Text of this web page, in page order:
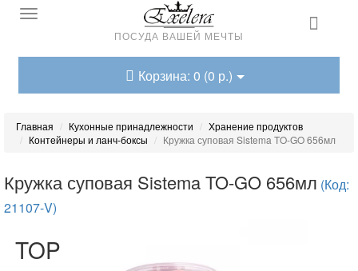
ПОСУДА ВАШЕЙ МЕЧТЫ
Корзина: 0 (0 р.)
Главная Кухонные принадлежности
Хранение продуктов
Контейнеры и ланч-боксы
Кружка суповая Sistema TO-GO 656мл
Кружка суповая Sistema TO-GO 656мл (Код:
21107-V)
TOP